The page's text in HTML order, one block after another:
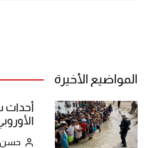
المواضيع الأخيرة
أحداث
حسن